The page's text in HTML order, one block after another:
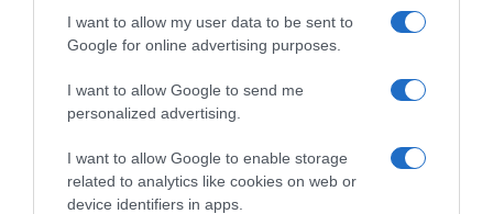
I want to allow my user data to be sent to
Google for online advertising purposes.
I want to allow Google to send me
personalized advertising.
I want to allow Google to enable storage
related to analytics like cookies on web or
device identifiers in apps.
Túlzott félelem a közös jövőtől – hogyan kerüld el egy új
párkapcsolatban?